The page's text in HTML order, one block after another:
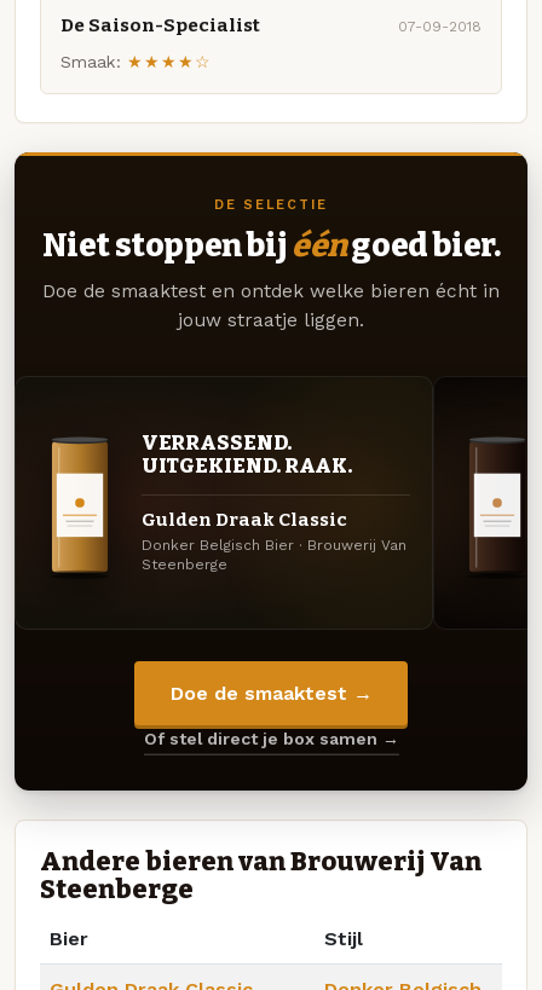
De Saison-Specialist 07-09-2018
Smaak: ★★★★☆
DE SELECTIE
Niet stoppen bij ééngoed bier.
Doe de smaaktest en ontdek welke bieren écht in
jouw straatje liggen.
VERRASSEND.
UITGEKIEND. RAAK.
Gulden Draak Classic
Donker Belgisch Bier · Brouwerij Van
Steenberge
Doe de smaaktest →
Of stel direct je box samen →
Andere bieren van Brouwerij Van
Steenberge
Bier Stijl